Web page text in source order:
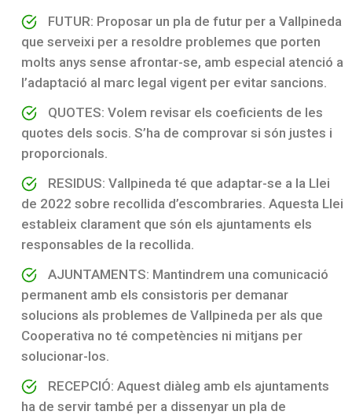
FUTUR: Proposar un pla de futur per a Vallpineda
que serveixi per a resoldre problemes que porten
molts anys sense afrontar-se, amb especial atenció a
l’adaptació al marc legal vigent per evitar sancions.
QUOTES: Volem revisar els coeficients de les
quotes dels socis. S’ha de comprovar si són justes i
proporcionals.
RESIDUS: Vallpineda té que adaptar-se a la Llei
de 2022 sobre recollida d’escombraries. Aquesta Llei
estableix clarament que són els ajuntaments els
responsables de la recollida.
AJUNTAMENTS: Mantindrem una comunicació
permanent amb els consistoris per demanar
solucions als problemes de Vallpineda per als que
Cooperativa no té competències ni mitjans per
solucionar-los.
RECEPCIÓ: Aquest diàleg amb els ajuntaments
ha de servir també per a dissenyar un pla de